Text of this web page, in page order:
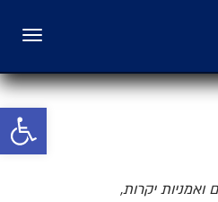
פתח
תפריט
ואמניות יקרות,